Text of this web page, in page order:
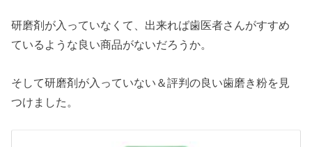
研磨剤が入っていなくて、出来れば歯医者さんがすすめ
ているような良い商品がないだろうか。
そして研磨剤が入っていない＆評判の良い歯磨き粉を見
つけました。